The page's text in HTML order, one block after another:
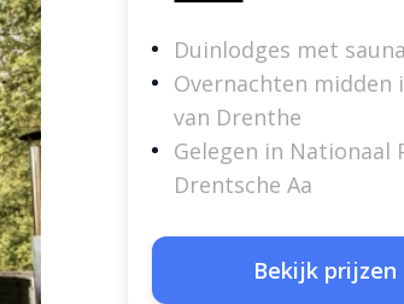
Duinlodges met sauna
Overnachten midden
van Drenthe
Gelegen in Nationaal
Drentsche Aa
Bekijk prijzen